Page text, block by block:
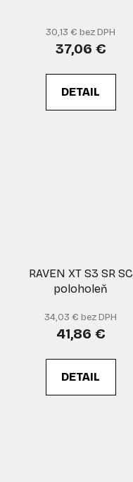
30,13 € bez DPH
37,06 €
DETAIL
RAVEN XT S3 SR SC
poloholeň
34,03 € bez DPH
41,86 €
DETAIL